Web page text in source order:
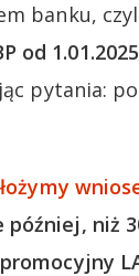
banku,
od 1.01.2025
pytania:
niż